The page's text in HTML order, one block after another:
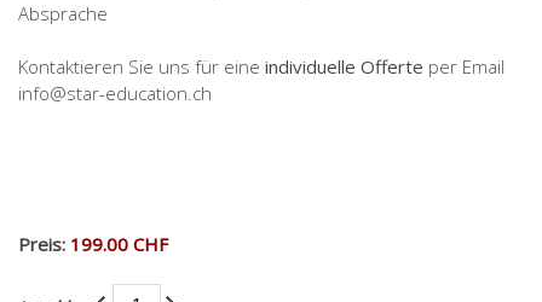
Absprache
Kontaktieren Sie uns für eine individuelle Offerte per Email
info@star-education.ch
Preis: 199.00 CHF